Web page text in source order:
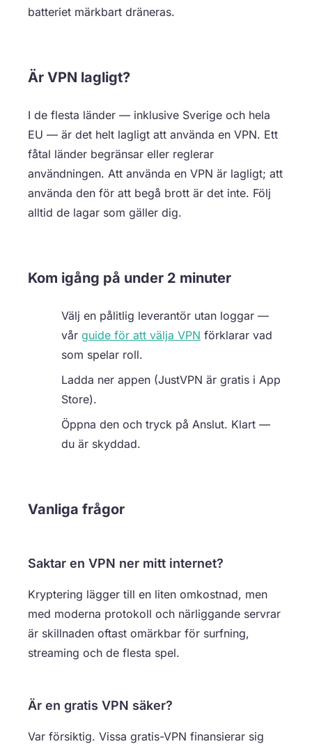
batteriet märkbart dräneras.
Är VPN lagligt?
I de flesta länder — inklusive Sverige och hela
EU — är det helt lagligt att använda en VPN. Ett
fåtal länder begränsar eller reglerar
användningen. Att använda en VPN är lagligt; att
använda den för att begå brott är det inte. Följ
alltid de lagar som gäller dig.
Kom igång på under 2 minuter
Välj en pålitlig leverantör utan loggar —
vår guide för att välja VPN förklarar vad
som spelar roll.
Ladda ner appen (JustVPN är gratis i App
Store).
Öppna den och tryck på Anslut. Klart —
du är skyddad.
Vanliga frågor
Saktar en VPN ner mitt internet?
Kryptering lägger till en liten omkostnad, men
med moderna protokoll och närliggande servrar
är skillnaden oftast omärkbar för surfning,
streaming och de flesta spel.
Är en gratis VPN säker?
Var försiktig. Vissa gratis-VPN finansierar sig